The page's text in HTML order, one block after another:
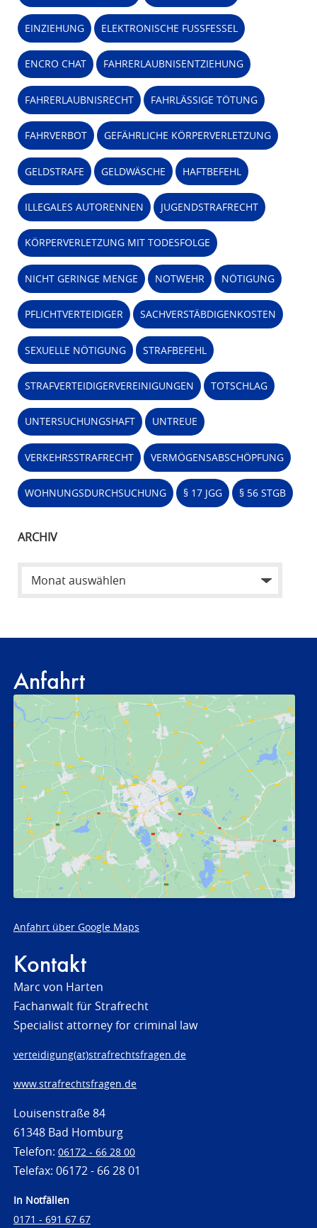
EINZIEHUNG ELEKTRONISCHE FUSSFESSEL
ENCRO CHAT FAHRERLAUBNISENTZIEHUNG
FAHRERLAUBNISRECHT FAHRLÄSSIGE TÖTUNG
FAHRVERBOT GEFÄHRLICHE KÖRPERVERLETZUNG
GELDSTRAFE GELDWÄSCHE HAFTBEFEHL
ILLEGALES AUTORENNEN JUGENDSTRAFRECHT
KÖRPERVERLETZUNG MIT TODESFOLGE
NICHT GERINGE MENGE NOTWEHR NÖTIGUNG
PFLICHTVERTEIDIGER SACHVERSTÄBDIGENKOSTEN
SEXUELLE NÖTIGUNG STRAFBEFEHL
STRAFVERTEIDIGERVEREINIGUNGEN TOTSCHLAG
UNTERSUCHUNGSHAFT UNTREUE
VERKEHRSSTRAFRECHT VERMÖGENSABSCHÖPFUNG
WOHNUNGSDURCHSUCHUNG § 17 JGG § 56 STGB
ARCHIV
Anfahrt
Anfahrt über Google Maps
Kontakt
Marc von Harten
Fachanwalt für Strafrecht
Specialist attorney for criminal law
verteidigung(at)strafrechtsfragen.de
www.strafrechtsfragen.de
Louisenstraße 84
61348 Bad Homburg
Telefon: 06172 - 66 28 00
Telefax: 06172 - 66 28 01
In Notfällen
0171 - 691 67 67